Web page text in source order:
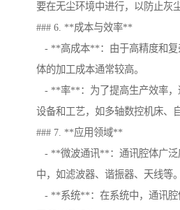
要在无尘环境中进行，以防止灰
### 6. **成本与效率**
- **高成本**：由于高精度和复
体的加工成本通常较高。
- **率**：为了提高生产效率，
设备和工艺，如多轴数控机床、
### 7. **应用领域**
- **微波通讯**：通讯腔体广泛
中，如滤波器、谐振器、天线等。
- **系统**：在系统中，通讯腔